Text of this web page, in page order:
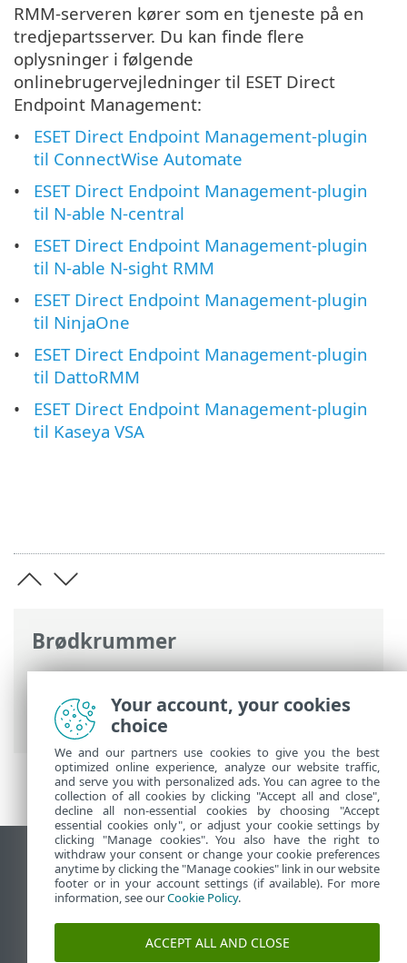
Brødkrummer
ESET-onlinehjælp>ESET Endpoint
Antivirus
>Avanceret opsætning>
Fjernovervågning og -administration
RMM-serveren kører som en tjeneste på en
tredjepartsserver. Du kan finde flere
oplysninger i følgende
onlinebrugervejledninger til ESET Direct
Endpoint Management:
ESET Direct Endpoint Management-plugin
til ConnectWise Automate
ESET Direct Endpoint Management-plugin
til N-able N-central
ESET Direct Endpoint Management-plugin
til N-able N-sight RMM
ESET Direct Endpoint Management-plugin
til NinjaOne
ESET Direct Endpoint Management-plugin
til DattoRMM
ESET Direct Endpoint Management-plugin
til Kaseya VSA
Vis computerwebsted
End of Life
ESET-vidensbase
ESET-forum
ESET Status Portal
Your account, your cookies
choice
We and our partners use cookies to give you the best
optimized online experience, analyze our website traffic,
and serve you with personalized ads. You can agree to the
collection of all cookies by clicking "Accept all and close",
decline all non-essential cookies by choosing "Accept
essential cookies only", or adjust your cookie settings by
clicking "Manage cookies". You also have the right to
withdraw your consent or change your cookie preferences
anytime by clicking the "Manage cookies" link in our website
footer or in your account settings (if available). For more
information, see ourCookie Policy.
ACCEPT ALL AND CLOSE